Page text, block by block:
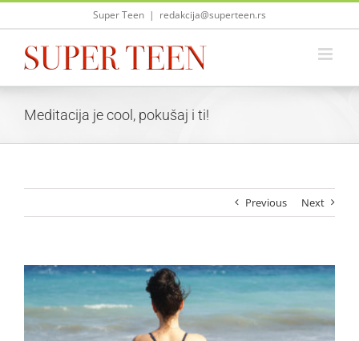
Skip
Super Teen | redakcija@superteen.rs
Meditacija je cool, pokušaj i ti!
Previous Next
View
Image